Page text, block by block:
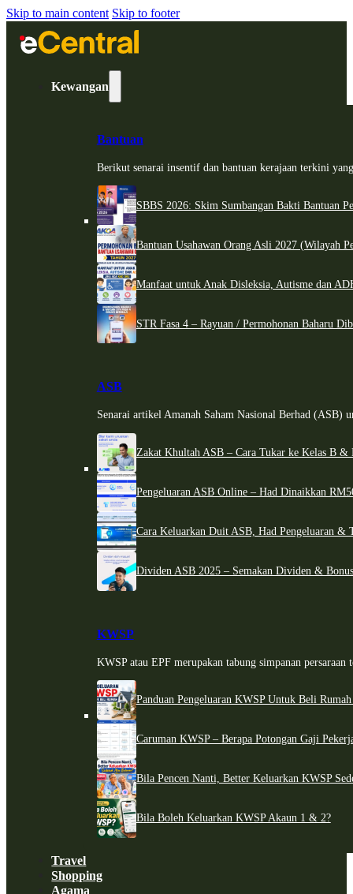
Skip to main content Skip to footer
Kewangan
Bantuan
Berikut senarai insentif dan bantuan kerajaan terkini
SBBS 2026: Skim Sumbangan Bakti Bantuan
Bantuan Usahawan Orang Asli 2027 (Wilayah
Manfaat untuk Anak Disleksia, Autisme dan
STR Fasa 4 – Rayuan / Permohonan Baharu
ASB
Senarai artikel Amanah Saham Nasional Berhad (ASB)
Zakat Khultah ASB – Cara Tukar ke Kelas B &
Pengeluaran ASB Online – Had Dinaikkan
Cara Keluarkan Duit ASB, Had Pengeluaran &
Dividen ASB 2025 – Semakan Dividen &
KWSP
KWSP atau EPF merupakan tabung simpanan persaraan
Panduan Pengeluaran KWSP Untuk Beli
Caruman KWSP – Berapa Potongan Gaji
Bila Pencen Nanti, Better Keluarkan KWSP
Bila Boleh Keluarkan KWSP Akaun 1 & 2?
Travel
Shopping
Agama